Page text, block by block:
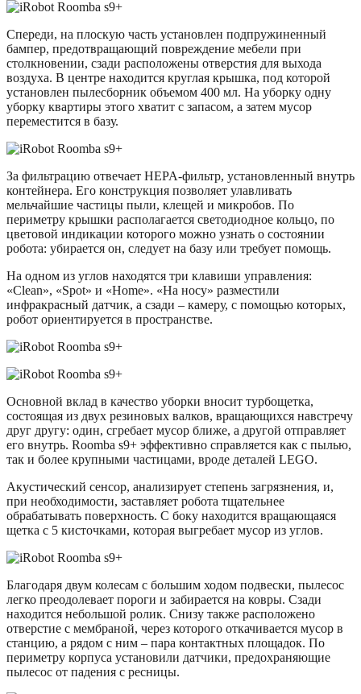
Спереди, на плоскую часть установлен подпружиненный
бампер, предотвращающий повреждение мебели при
столкновении, сзади расположены отверстия для выхода
воздуха. В центре находится круглая крышка, под которой
установлен пылесборник объемом 400 мл. На уборку одну
уборку квартиры этого хватит с запасом, а затем мусор
переместится в базу.
За фильтрацию отвечает HEPA-фильтр, установленный внутрь
контейнера. Его конструкция позволяет улавливать
мельчайшие частицы пыли, клещей и микробов. По
периметру крышки располагается светодиодное кольцо, по
цветовой индикации которого можно узнать о состоянии
робота: убирается он, следует на базу или требует помощь.
На одном из углов находятся три клавиши управления:
«Clean», «Spot» и «Home». «На носу» разместили
инфракрасный датчик, а сзади – камеру, с помощью которых,
робот ориентируется в пространстве.
Основной вклад в качество уборки вносит турбощетка,
состоящая из двух резиновых валков, вращающихся навстречу
друг другу: один, сгребает мусор ближе, а другой отправляет
его внутрь. Roomba s9+ эффективно справляется как с пылью,
так и более крупными частицами, вроде деталей LEGO.
Акустический сенсор, анализирует степень загрязнения, и,
при необходимости, заставляет робота тщательнее
обрабатывать поверхность. С боку находится вращающаяся
щетка с 5 кисточками, которая выгребает мусор из углов.
Благодаря двум колесам с большим ходом подвески, пылесос
легко преодолевает пороги и забирается на ковры. Сзади
находится небольшой ролик. Снизу также расположено
отверстие с мембраной, через которого откачивается мусор в
станцию, а рядом с ним – пара контактных площадок. По
периметру корпуса установили датчики, предохраняющие
пылесос от падения с ресницы.